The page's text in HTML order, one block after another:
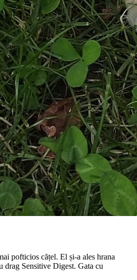
pofticios cățel. El și-a ales hrana
drag Sensitive Digest. Gata cu